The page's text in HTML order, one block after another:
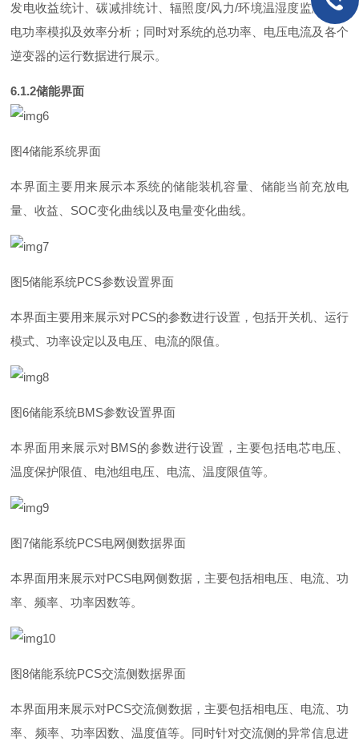
发电收益统计、碳减排统计、辐照 度/风力/环境温湿度监测、发
电功率模拟及效率分析；同时对系统的总功率、电压电流及各个
逆变器的运行数据进行展示。
6.1.2储能界面
图4储能系统界面
本界面主要用来展示本系统的储能装机容量、储能当前充放电
量、收益
SOC变化曲线以及电量变化曲线。
图5储能系统PCS参数设置界面
本界面主要用来展示对PCS的参数进行设置，包括开关机、运行
模式、功率设定以及电压、电流的限值。
图6储能系统BMS参数设置界面
本界面用来展示对BMS的参数进行设置，主要包括电芯电压、
温度保护限值、电池组电压、电流、温度限值等。
图7储能系统PCS电网侧数据界面
本界面用来展示对PCS电网侧数据，主要包括相电压、电流、功
率、频率、功率因数等。
图8储能系统PCS交流侧数据界面
本界面用来展示对PCS交流侧数据，主要包括相电压、电流、功
率、频率、功率因数、温度值等。同时针对交流侧的异常信息进